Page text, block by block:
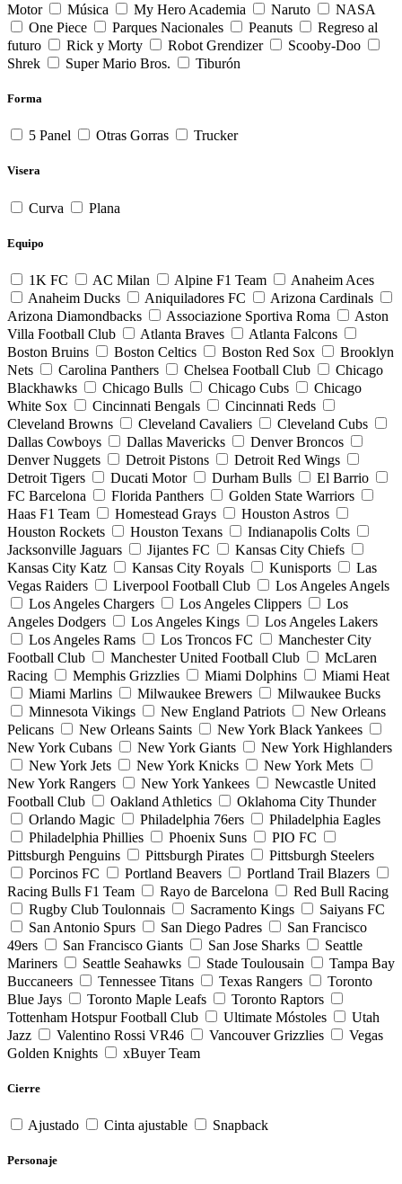
Motor
Música My Hero Academia Naruto
NASA
One Piece
Parques Nacionales Peanuts
Regreso al
futuro
Rick y Morty Robot Grendizer
Scooby-Doo
Shrek
Super Mario Bros. Tiburón
Forma
5 Panel Otras Gorras Trucker
Visera
Curva Plana
Equipo
1K FC AC Milan Alpine F1 Team
Anaheim Aces
Anaheim Ducks
Aniquiladores FC
Arizona Cardinals
Arizona Diamondbacks
Associazione Sportiva Roma
Aston
Villa Football Club
Atlanta Braves
Atlanta Falcons
Boston Bruins
Boston Celtics Boston Red Sox
Brooklyn
Nets
Carolina Panthers Chelsea Football Club
Chicago
Blackhawks
Chicago Bulls Chicago Cubs
Chicago
White Sox
Cincinnati Bengals
Cincinnati Reds
Cleveland Browns
Cleveland Cavaliers
Cleveland Cubs
Dallas Cowboys
Dallas Mavericks
Denver Broncos
Denver Nuggets
Detroit Pistons
Detroit Red Wings
Detroit Tigers
Ducati Motor Durham Bulls
El Barrio
FC Barcelona
Florida Panthers
Golden State Warriors
Haas F1 Team
Homestead Grays
Houston Astros
Houston Rockets
Houston Texans
Indianapolis Colts
Jacksonville Jaguars
Jijantes FC
Kansas City Chiefs
Kansas City Katz
Kansas City Royals Kunisports
Las
Vegas Raiders
Liverpool Football Club
Los Angeles Angels
Los Angeles Chargers
Los Angeles Clippers
Los
Angeles Dodgers
Los Angeles Kings
Los Angeles Lakers
Los Angeles Rams
Los Troncos FC
Manchester City
Football Club
Manchester United Football Club
McLaren
Racing
Memphis Grizzlies Miami Dolphins
Miami Heat
Miami Marlins
Milwaukee Brewers
Milwaukee Bucks
Minnesota Vikings
New England Patriots
New Orleans
Pelicans
New Orleans Saints
New York Black Yankees
New York Cubans
New York Giants
New York Highlanders
New York Jets
New York Knicks
New York Mets
New York Rangers
New York Yankees
Newcastle United
Football Club
Oakland Athletics
Oklahoma City Thunder
Orlando Magic
Philadelphia 76ers
Philadelphia Eagles
Philadelphia Phillies
Phoenix Suns
PIO FC
Pittsburgh Penguins
Pittsburgh Pirates
Pittsburgh Steelers
Porcinos FC
Portland Beavers
Portland Trail Blazers
Racing Bulls F1 Team
Rayo de Barcelona
Red Bull Racing
Rugby Club Toulonnais
Sacramento Kings
Saiyans FC
San Antonio Spurs
San Diego Padres
San Francisco
49ers
San Francisco Giants San Jose Sharks
Seattle
Mariners
Seattle Seahawks Stade Toulousain
Tampa Bay
Buccaneers
Tennessee Titans Texas Rangers
Toronto
Blue Jays
Toronto Maple Leafs
Toronto Raptors
Tottenham Hotspur Football Club
Ultimate Móstoles
Utah
Jazz
Valentino Rossi VR46 Vancouver Grizzlies
Vegas
Golden Knights
xBuyer Team
Cierre
Ajustado Cinta ajustable Snapback
Personaje